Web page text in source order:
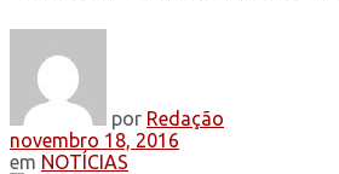
por Redação
novembro 18, 2016
em NOTÍCIAS